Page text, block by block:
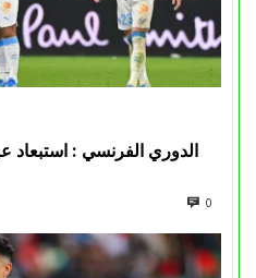
الدوري الفرنسي : استبعاد
0